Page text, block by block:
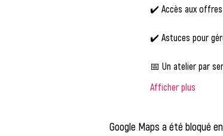
✔️ Accès aux
✔️ Astuces pour
📅 Un atelier par
Afficher plus
Google Maps a été bloqué